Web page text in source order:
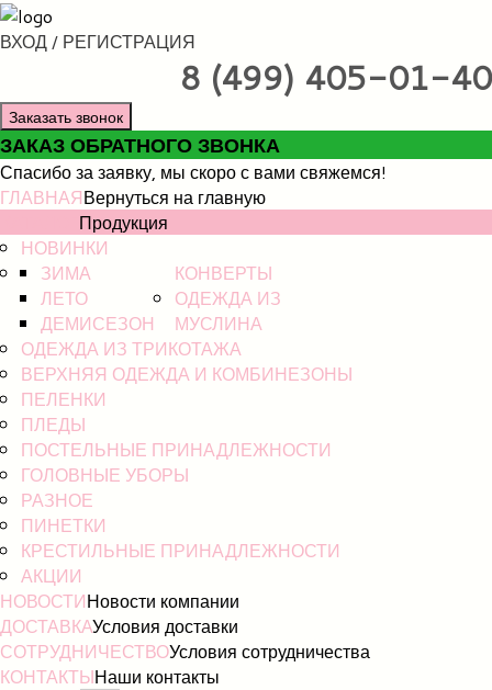
ВХОД / РЕГИСТРАЦИЯ
8 (499) 405-01-40
Заказать звонок
ЗАКАЗ ОБРАТНОГО ЗВОНКА
Спасибо за заявку, мы скоро с вами свяжемся!
ГЛАВНАЯВернуться на главную
Продукция
НОВИНКИ
КОНВЕРТЫ
ЗИМА
ЛЕТО
ДЕМИСЕЗОН
ОДЕЖДА ИЗ
МУСЛИНА
ОДЕЖДА ИЗ ТРИКОТАЖА
ВЕРХНЯЯ ОДЕЖДА И КОМБИНЕЗОНЫ
ПЕЛЕНКИ
ПЛЕДЫ
ПОСТЕЛЬНЫЕ ПРИНАДЛЕЖНОСТИ
ГОЛОВНЫЕ УБОРЫ
РАЗНОЕ
ПИНЕТКИ
КРЕСТИЛЬНЫЕ ПРИНАДЛЕЖНОСТИ
АКЦИИ
НОВОСТИНовости компании
ДОСТАВКАУсловия доставки
СОТРУДНИЧЕСТВОУсловия сотрудничества
КОНТАКТЫНаши контакты